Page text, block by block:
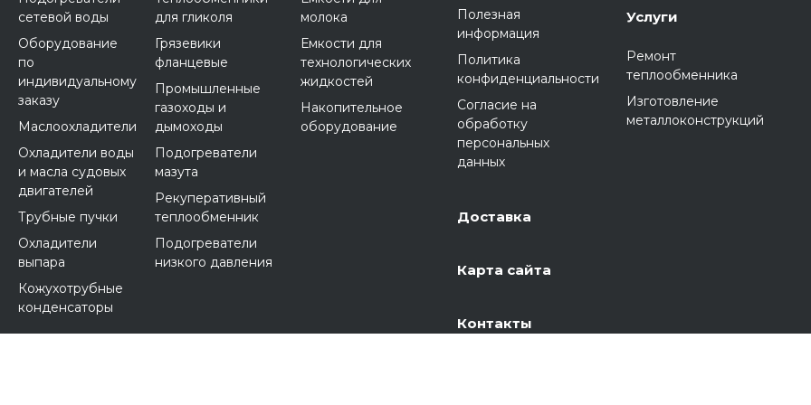
сетевой воды
Оборудование
по
индивидуальному
заказу
Маслоохладители
Охладители воды
и масла судовых
двигателей
Трубные пучки
Охладители
выпара
Кожухотрубные
конденсаторы
для гликоля
Грязевики
фланцевые
Промышленные
газоходы и
дымоходы
Подогреватели
мазута
Рекуперативный
теплообменник
Подогреватели
низкого давления
молока
Емкости для
технологических
жидкостей
Накопительное
оборудование
Полезная
информация
Политика
конфиденциальности
Согласие на
обработку
персональных
данных
Доставка
Карта сайта
Контакты
Услуги
Ремонт
теплообменника
Изготовление
металлоконструкций